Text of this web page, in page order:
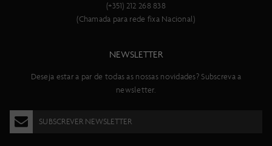
(+351) 212 268 838
(Chamada para rede fixa Nacional)
NEWSLETTER
Deseja estar a par de todas as nossas novidades? Subscreva a
newsletter.
SUBSCREVER NEWSLETTER